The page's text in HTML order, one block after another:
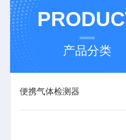
产品分类
便携气体检测器